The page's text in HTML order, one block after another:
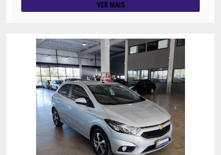
VER MAIS